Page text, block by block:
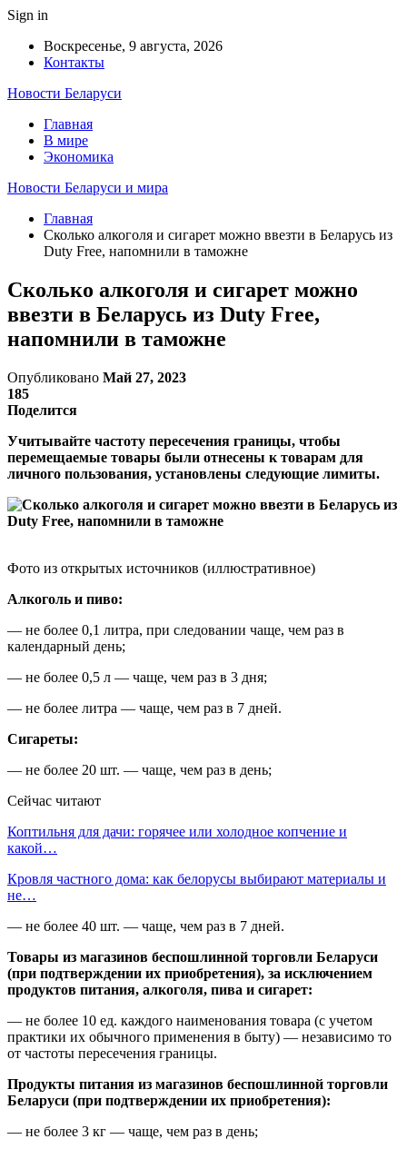
Sign in
Воскресенье, 9 августа, 2026
Контакты
Новости Беларуси
Главная
В мире
Экономика
Новости Беларуси и мира
Главная
Сколько алкоголя и сигарет можно ввезти в Беларусь из
Duty Free, напомнили в таможне
Сколько алкоголя и сигарет можно
ввезти в Беларусь из Duty Free,
напомнили в таможне
Опубликовано Май 27, 2023
185
Поделится
Учитывайте частоту пересечения границы, чтобы
перемещаемые товары были отнесены к товарам для
личного пользования, установлены следующие лимиты.
Фото из открытых источников (иллюстративное)
Алкоголь и пиво:
— не более 0,1 литра, при следовании чаще, чем раз в
календарный день;
— не более 0,5 л — чаще, чем раз в 3 дня;
— не более литра — чаще, чем раз в 7 дней.
Сигареты:
— не более 20 шт. — чаще, чем раз в день;
Сейчас читают
Коптильня для дачи: горячее или холодное копчение и
какой…
Кровля частного дома: как белорусы выбирают материалы и
не…
— не более 40 шт. — чаще, чем раз в 7 дней.
Товары из магазинов беспошлинной торговли Беларуси
(при подтверждении их приобретения), за исключением
продуктов питания, алкоголя, пива и сигарет:
— не более 10 ед. каждого наименования товара (с учетом
практики их обычного применения в быту) — независимо то
от частоты пересечения границы.
Продукты питания из магазинов беспошлинной торговли
Беларуси (при подтверждении их приобретения):
— не более 3 кг — чаще, чем раз в день;